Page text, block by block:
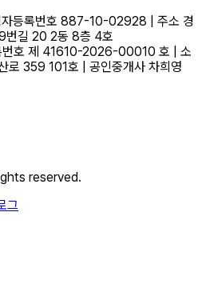
등록번호 887-10-02928 주소 경
번길 20 2동 8층 4호
호 제 41610-2026-00010 호
소
로 359 101호 공인중개사 차희영
reserved.
그